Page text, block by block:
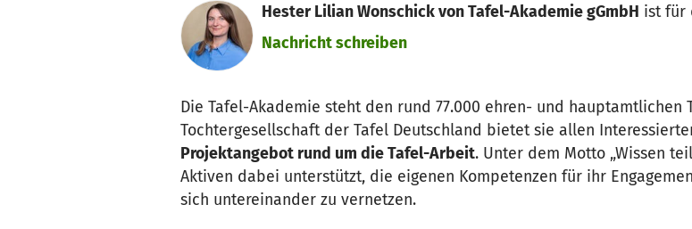
Hester Lilian Wonschick von Tafel-Akademie gGmbH ist für
Nachricht schreiben
Die Tafel-Akademie steht den rund 77.000 ehren- und hauptamtlichen
Tochtergesellschaft der Tafel Deutschland bietet sie allen
Projektangebot rund um die Tafel-Arbeit. Unter dem Motto „Wissen
Aktiven dabei unterstützt, die eigenen Kompetenzen für ihr
sich untereinander zu vernetzen.